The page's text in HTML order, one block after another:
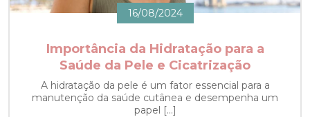
16/08/2024
Importância da Hidratação para a
Saúde da Pele e Cicatrização
A hidratação da pele é um fator essencial para a
manutenção da saúde cutânea e desempenha um
papel […]